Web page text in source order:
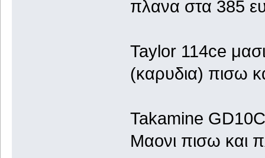
πλανα στα 385
Taylor 114ce
(καρυδια) πισω
Takamine
Μαονι πισω και